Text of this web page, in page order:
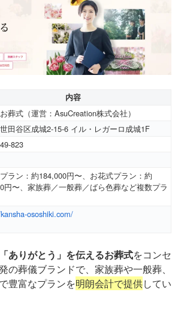
内容
葬式（運営：AsuCreation株式会社）
田谷区成城2-15-6 イル・レガーロ成城1F
823
ラン：約184,000円〜、お花式プラン：約
円〜、家族葬／一般葬／ばら色葬など複数プラ
ososhiki.com/
「ありがとう」を伝えるお葬式をコンセ
の葬儀ブランドで、家族葬や一般葬、
豊富なプランを明朗会計で提供してい